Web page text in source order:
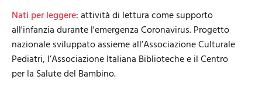
Nati per leggere: attività di lettura come supporto
all'infanzia durante l'emergenza Coronavirus. Progetto
nazionale sviluppato assieme all’Associazione Culturale
Pediatri, l’Associazione Italiana Biblioteche e il Centro
per la Salute del Bambino.